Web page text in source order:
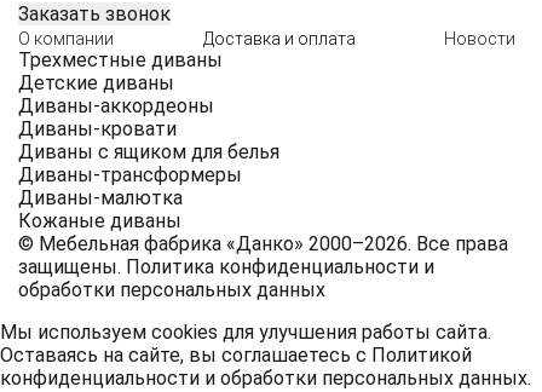
Заказать звонок
Main
navigation
О компании Доставка и оплата Новости
Трехместные диваны
Детские диваны
Диваны-аккордеоны
Диваны-кровати
Диваны с ящиком для белья
Диваны-трансформеры
Диваны-малютка
Кожаные диваны
© Мебельная фабрика «Данко» 2000–2026. Все права
защищены. Политика конфиденциальности и
обработки персональных данных
Мы используем cookies для улучшения работы сайта.
Оставаясь на сайте, вы соглашаетесь с Политикой
конфиденциальности и обработки персональных данных.